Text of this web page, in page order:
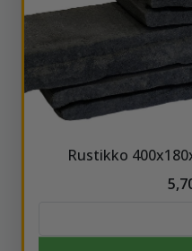
Rustikko